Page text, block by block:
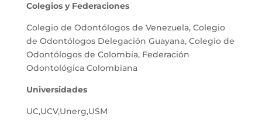
Colegios y Federaciones
Colegio de Odontólogos de Venezuela, Colegio
de Odontólogos Delegación Guayana, Colegio de
Odontólogos de Colombia, Federación
Odontológica Colombiana
Universidades
UC,UCV,Unerg,USM